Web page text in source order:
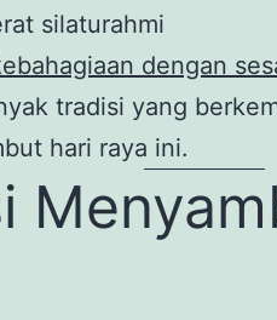
silaturahmi
dengan
tradisi yang
hari raya ini.